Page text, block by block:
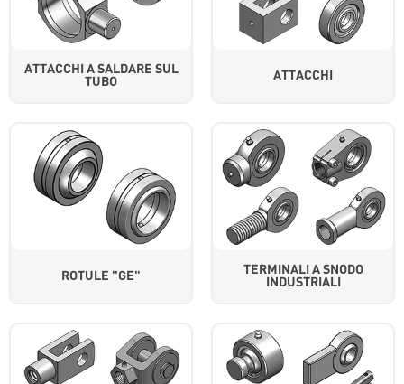
ATTACCHI A SALDARE SUL
TUBO
ATTACCHI
ROTULE "GE"
TERMINALI A SNODO
INDUSTRIALI